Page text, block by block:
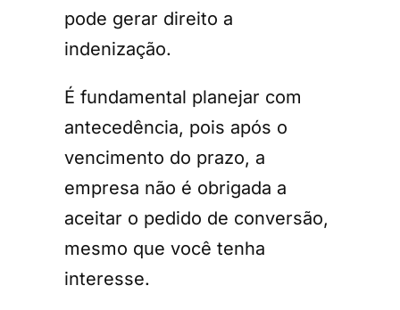
pode gerar direito a
indenização.
É fundamental planejar com
antecedência, pois após o
vencimento do prazo, a
empresa não é obrigada a
aceitar o pedido de conversão,
mesmo que você tenha
interesse.